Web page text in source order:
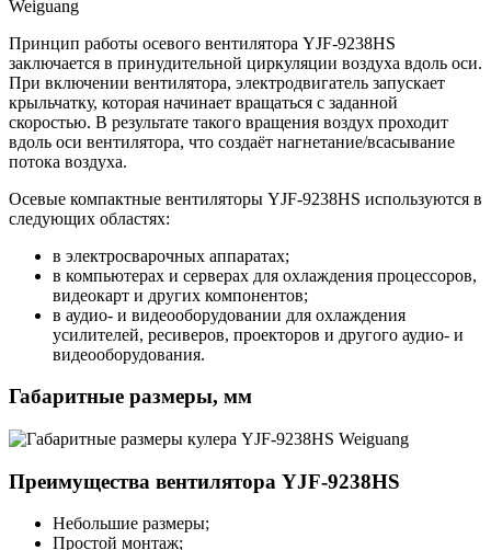
Принцип работы осевого вентилятора YJF-9238HS
заключается в принудительной циркуляции воздуха вдоль оси.
При включении вентилятора, электродвигатель запускает
крыльчатку, которая начинает вращаться с заданной
скоростью. В результате такого вращения воздух проходит
вдоль оси вентилятора, что создаёт нагнетание/всасывание
потока воздуха.
Осевые компактные вентиляторы YJF-9238HS используются в
следующих областях:
в электросварочных аппаратах;
в компьютерах и серверах для охлаждения процессоров,
видеокарт и других компонентов;
в аудио- и видеооборудовании для охлаждения
усилителей, ресиверов, проекторов и другого аудио- и
видеооборудования.
Габаритные размеры, мм
Преимущества вентилятора YJF-9238HS
Небольшие размеры;
Простой монтаж;